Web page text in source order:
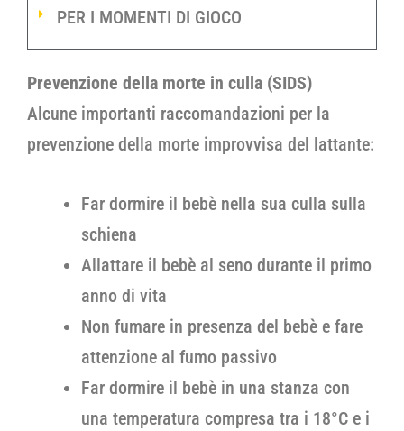
PER I MOMENTI DI GIOCO
Prevenzione della morte in culla (SIDS)
Alcune importanti raccomandazioni per la
prevenzione della morte improvvisa del lattante:
Far dormire il bebè nella sua culla sulla
schiena
Allattare il bebè al seno durante il primo
anno di vita
Non fumare in presenza del bebè e fare
attenzione al fumo passivo
Far dormire il bebè in una stanza con
una temperatura compresa tra i 18°C e i